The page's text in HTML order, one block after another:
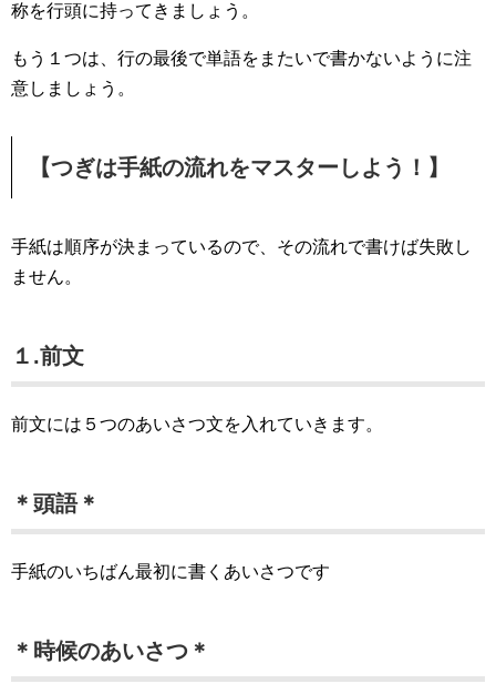
称を行頭に持ってきましょう。
もう１つは、行の最後で単語をまたいで書かないように注
意しましょう。
【つぎは手紙の流れをマスターしよう！】
手紙は順序が決まっているので、その流れで書けば失敗し
ません。
１.前文
前文には５つのあいさつ文を入れていきます。
＊頭語＊
手紙のいちばん最初に書くあいさつです
＊時候のあいさつ＊